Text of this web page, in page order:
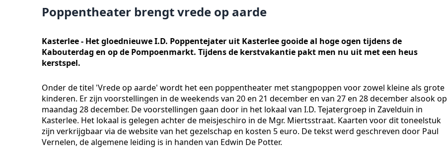
Poppentheater brengt vrede op aarde
Kasterlee - Het gloednieuwe I.D. Poppentejater uit Kasterlee gooide al hoge ogen tijdens de
Kabouterdag en op de Pompoenmarkt. Tijdens de kerstvakantie pakt men nu uit met een heus
kerstspel.
Onder de titel 'Vrede op aarde' wordt het een poppentheater met stangpoppen voor zowel kleine als grote
kinderen. Er zijn voorstellingen in de weekends van 20 en 21 december en van 27 en 28 december alsook op
maandag 28 december. De voorstellingen gaan door in het lokaal van I.D. Tejatergroep in Zavelduin in
Kasterlee. Het lokaal is gelegen achter de meisjeschiro in de Mgr. Miertsstraat. Kaarten voor dit toneelstuk
zijn verkrijgbaar via de website van het gezelschap en kosten 5 euro. De tekst werd geschreven door Paul
Vernelen, de algemene leiding is in handen van Edwin De Potter.